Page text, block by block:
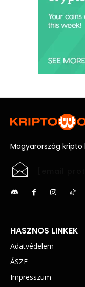
Magyarország kripto
HASZNOS LINKEK
Adatvédelem
ÁSZF
Impresszum